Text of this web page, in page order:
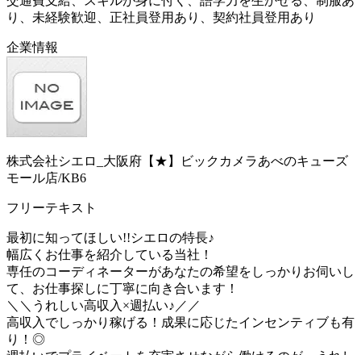
り、未経験歓迎、正社員登用あり、契約社員登用あり
企業情報
株式会社シエロ_大阪府【★】ビックカメラあべのキューズ
モール店/KB6
フリーテキスト
最初に知ってほしい!!シエロの特長♪
幅広くお仕事を紹介している当社！
専任のコーディネーターがあなたの希望をしっかりお伺いし
て、お仕事探しに丁寧に向き合います！
＼＼うれしい高収入×週払い♪／／
高収入でしっかり稼げる！成果に応じたインセンティブも有
り！◎